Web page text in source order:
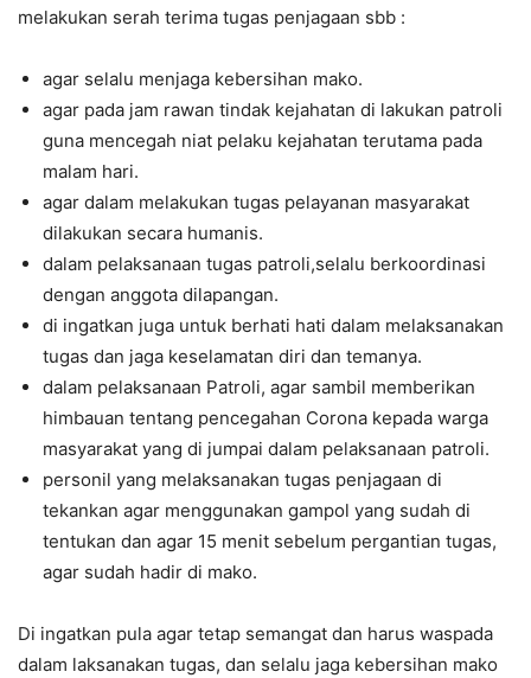
melakukan serah terima tugas penjagaan sbb :
agar selalu menjaga kebersihan mako.
agar pada jam rawan tindak kejahatan di lakukan patroli
guna mencegah niat pelaku kejahatan terutama pada
malam hari.
agar dalam melakukan tugas pelayanan masyarakat
dilakukan secara humanis.
dalam pelaksanaan tugas patroli,selalu berkoordinasi
dengan anggota dilapangan.
di ingatkan juga untuk berhati hati dalam melaksanakan
tugas dan jaga keselamatan diri dan temanya.
dalam pelaksanaan Patroli, agar sambil memberikan
himbauan tentang pencegahan Corona kepada warga
masyarakat yang di jumpai dalam pelaksanaan patroli.
personil yang melaksanakan tugas penjagaan di
tekankan agar menggunakan gampol yang sudah di
tentukan dan agar 15 menit sebelum pergantian tugas,
agar sudah hadir di mako.
Di ingatkan pula agar tetap semangat dan harus waspada
dalam laksanakan tugas, dan selalu jaga kebersihan mako